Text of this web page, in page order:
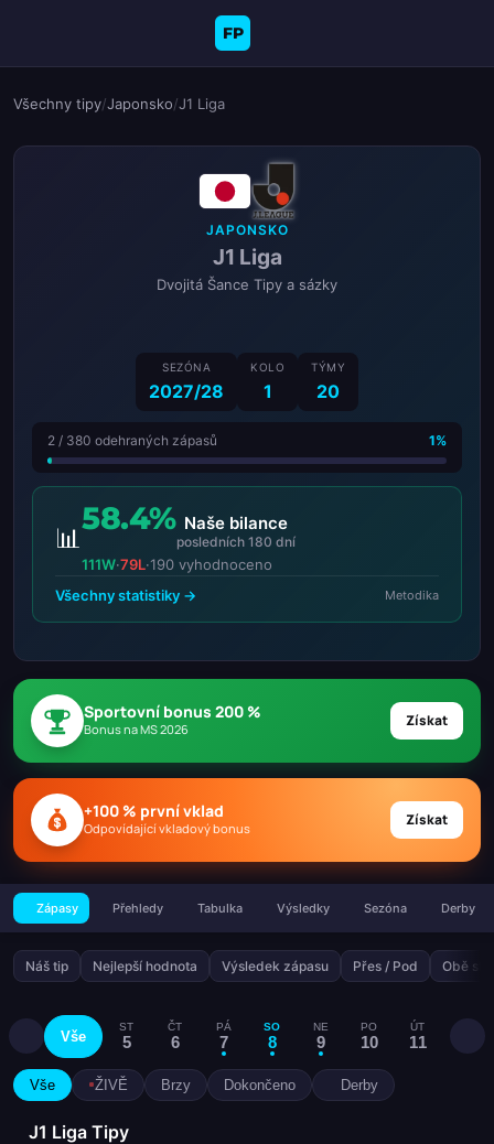
FP
Všechny tipy/Japonsko/J1 Liga
JAPONSKO
J1 Liga
Dvojitá Šance Tipy a sázky
SEZÓNA
2027/28
KOLO
1
TÝMY
20
2 / 380 odehraných zápasů 1%
📊
58.4% Naše bilance
posledních 180 dní
111W·79L·190 vyhodnoceno
Všechny statistiky →
Metodika
Sportovní bonus 200 %
Bonus na MS 2026 Získat
+100 % první vklad
Odpovídající vkladový bonus Získat
Zápasy Přehledy Tabulka Výsledky Sezóna Derby
Náš tip Nejlepší hodnota Výsledek zápasu Přes / Pod Obě
Vše
ST
5
ČT
6
PÁ
7
SO
8
NE
9
PO
10
ÚT
11
Vše ŽIVĚ Brzy Dokončeno Derby
J1 Liga Tipy